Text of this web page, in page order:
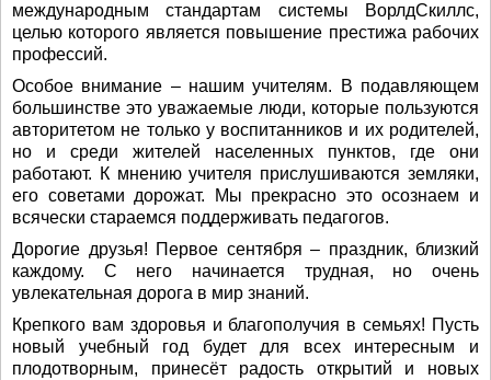
международным стандартам системы ВорлдСкиллс,
целью которого является повышение престижа рабочих
профессий.
Особое внимание – нашим учителям. В подавляющем
большинстве это уважаемые люди, которые пользуются
авторитетом не только у воспитанников и их родителей,
но и среди жителей населенных пунктов, где они
работают. К мнению учителя прислушиваются земляки,
его советами дорожат. Мы прекрасно это осознаем и
всячески стараемся поддерживать педагогов.
Дорогие друзья! Первое сентября – праздник, близкий
каждому. С него начинается трудная, но очень
увлекательная дорога в мир знаний.
Крепкого вам здоровья и благополучия в семьях! Пусть
новый учебный год будет для всех интересным и
плодотворным, принесёт радость открытий и новых